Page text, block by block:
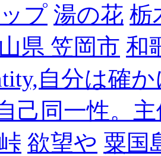
プ 湯の花 栃
県 笠岡市 和
自分は確
己同一性。
欲望や 粟国